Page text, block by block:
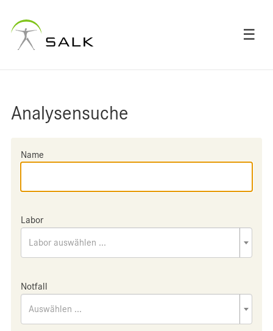
☰
Analysensuche
Name
Labor
Labor auswählen ...
Notfall
Auswählen ...